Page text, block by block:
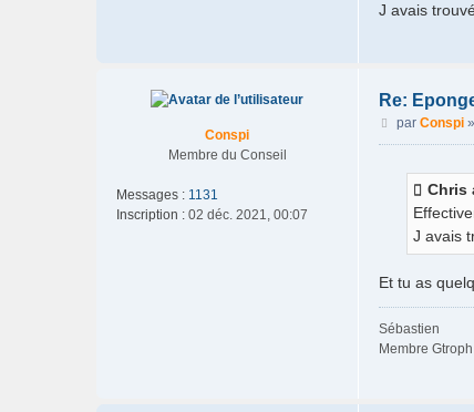
J avais
Conspi
Membre du Conseil
Messages : 1131
Inscription : 02 déc. 2021, 00:07
Re:
M
e
par Conspi»
Chris
J avais
Et tu as
Sébastien
Membre